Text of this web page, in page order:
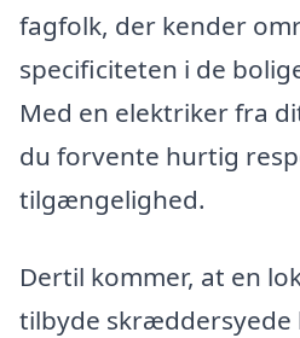
fagfolk, der kender
specificiteten i de
Med en elektriker fra
du forvente hurtig
tilgængelighed.
Dertil kommer, at en
tilbyde skræddersyede